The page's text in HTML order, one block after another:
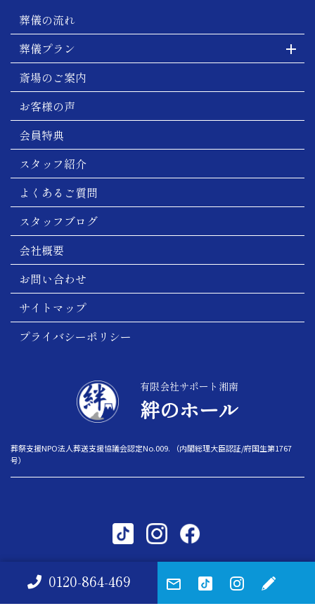
0120-864-469
葬儀の流れ
葬儀プラン
斎場のご案内
お客様の声
会員特典
スタッフ紹介
よくあるご質問
スタッフブログ
会社概要
お問い合わせ
サイトマップ
プライバシーポリシー
有限会社サポート湘南
絆のホール
葬祭支援NPO法人葬送支援協議会認定No.009. （内閣総理大臣認証/府国生第1767
号）